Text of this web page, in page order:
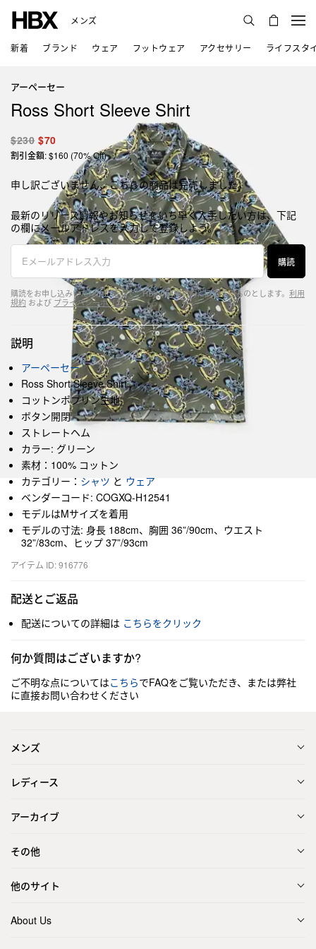
メンズ
新着 ブランド ウェア フットウェア アクセサリー ライフスタ
アーペーセー
Ross Short Sleeve Shirt
$230 $70
割引金額: $160 (70% Off)
申し訳ございません、こちらの商品は完売しました。
最新のリリース情報やお知らせをいち早く入手したい方は、下記
の欄にメールアドレスを入力して登録しよう。
購読
購読をお申し込みいただいた時点で、HBXの利用規約に同意するものとします。 利用
規約 および プライバシーポリシー
説明
アーペーセー
Ross Short Sleeve Shirt
コットンポプリン生地
ボタン開閉
ストレートヘム
カラー: グリーン
素材：100% コットン
カテゴリー： シャツ と ウェア
ベンダーコード: COGXQ-H12541
モデルはMサイズを着用
モデルの寸法: 身長 188cm、胸囲 36”/90cm、ウエスト
32”/83cm、ヒップ 37”/93cm
アイテム ID: 916776
配送とご返品
配送についての詳細は こちらをクリック
何か質問はございますか?
ご不明な点についてはこちらでFAQをご覧いただき、または弊社
に直接お問い合わせください
メンズ
レディース
アーカイブ
その他
他のサイト
About Us